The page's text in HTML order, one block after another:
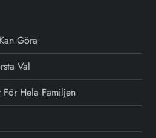
Göra
Val
För Hela Familjen